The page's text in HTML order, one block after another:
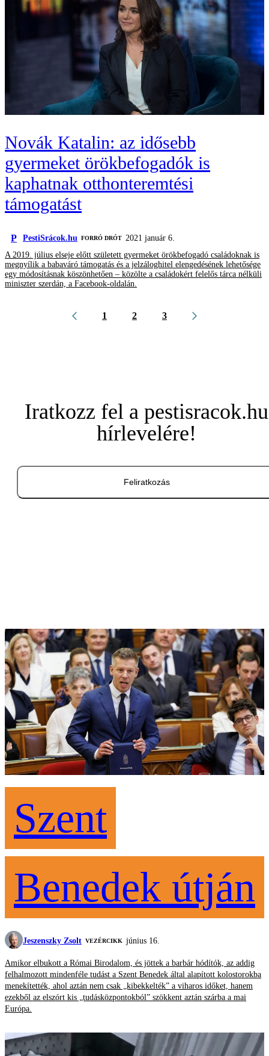
Novák Katalin: az idősebb
gyermeket örökbefogadók is
kaphatnak otthonteremtési
támogatást
P PestiSrácok.hu FORRÓ DRÓT 2021 január 6.
A 2019. július elseje előtt született gyermeket örökbefogadó családoknak is
megnyílik a babaváró támogatás és a jelzáloghitel elengedésének lehetősége
egy módosításnak köszönhetően – közölte a családokért felelős tárca nélküli
miniszter szerdán, a Facebook-oldalán.
1 2 3
Iratkozz fel a pestisracok.hu
hírlevelére!
Feliratkozás
Szent
Benedek útján
Jeszenszky Zsolt VEZÉRCIKK június 16.
Amikor elbukott a Római Birodalom, és jöttek a barbár hódítók, az addig
felhalmozott mindenféle tudást a Szent Benedek által alapított kolostorokba
menekítették, ahol aztán nem csak „kibekkelték” a viharos időket, hanem
ezekből az elszórt kis „tudásközpontokból” szökkent aztán szárba a mai
Európa.